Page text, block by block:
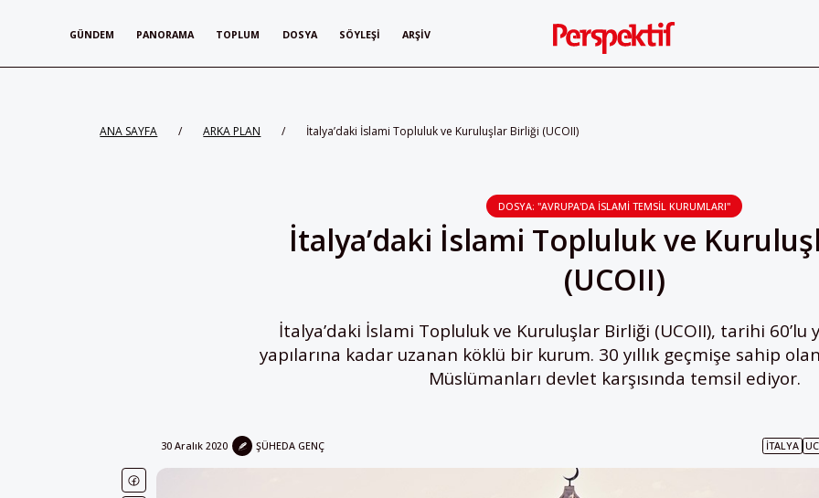
GÜNDEM PANORAMA TOPLUM DOSYA SÖYLEŞI ARŞIV
ANA SAYFA / ARKA PLAN / İtalya’daki İslami Topluluk ve Kuruluşlar Birliği (UCOII)
DOSYA: "AVRUPA'DA İSLAMI TEMSIL KURUMLARI"
İtalya’daki İslami Topluluk ve
(UCOII)
İtalya’daki İslami Topluluk ve Kuruluşlar Birliği (UCOII), tarihi 60’lu
yapılarına kadar uzanan köklü bir kurum. 30 yıllık geçmişe sahip
Müslümanları devlet karşısında temsil ediyor.
30 Aralık 2020 ŞÜHEDA GENÇ İTALYA